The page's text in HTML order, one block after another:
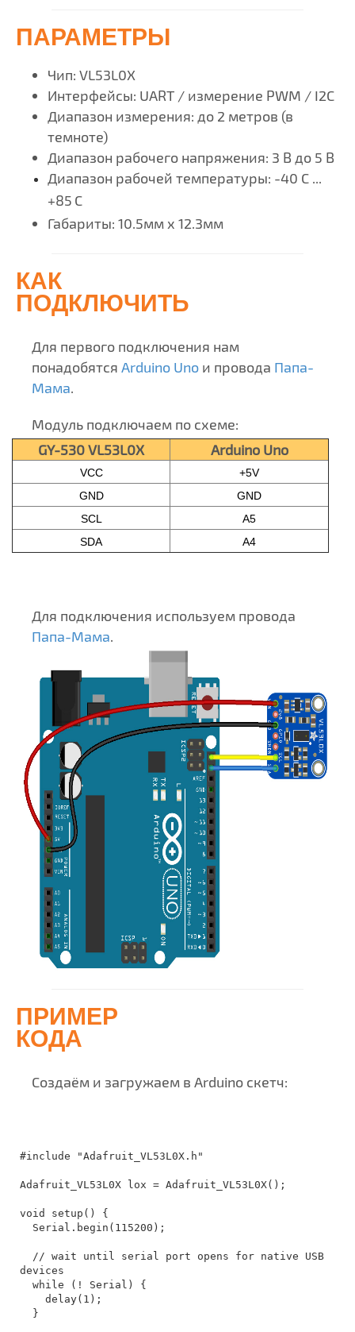
ПАРАМЕТРЫ
Чип: VL53L0X
Интерфейсы: UART / измерение PWM / I2C
Диапазон измерения: до 2 метров (в
темноте)
Диапазон рабочего напряжения: 3 В до 5 В
Диапазон рабочей температуры: -40 C ...
+85 C
Габариты: 10.5мм х 12.3мм
КАК
ПОДКЛЮЧИТЬ
Для первого подключения нам
понадобятся Arduino Uno и провода Папа-
Мама.
Модуль подключаем по схеме:
GY-530 VL53L0X
Arduino Uno
VCC
+5V
GND
GND
SCL
A5
SDA
A4
Для подключения используем провода
Папа-Мама.
ПРИМЕР
КОДА
Создаём и загружаем в Arduino скетч:
#include "Adafruit_VL53L0X.h"
Adafruit_VL53L0X lox = Adafruit_VL53L0X();
void setup() {
devices